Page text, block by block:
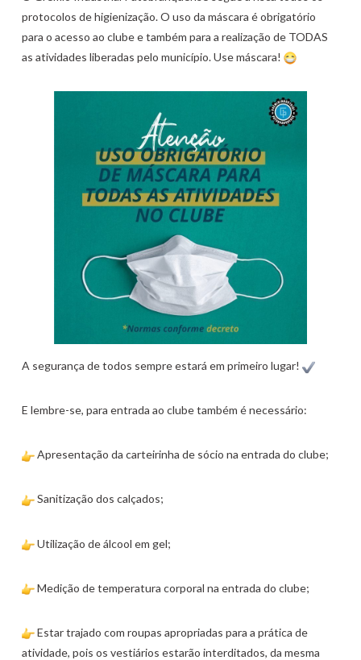
protocolos de higienização. O uso da máscara é obrigatório
para o acesso ao clube e também para a realização de TODAS
as atividades liberadas pelo município. Use máscara!
⁣⁣
A segurança de todos sempre estará em primeiro lugar!
⁣⁣E lembre-se, para entrada ao clube também é necessário:
Apresentação da carteirinha de sócio na entrada do clube;
Sanitização dos calçados;
Utilização de álcool em gel;
Medição de temperatura corporal na entrada do clube;
Estar trajado com roupas apropriadas para a prática de
atividade, pois os vestiários estarão interditados, da mesma